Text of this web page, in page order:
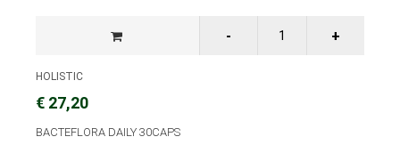
HOLISTIC
€ 27,20
BACTEFLORA DAILY 30CAPS